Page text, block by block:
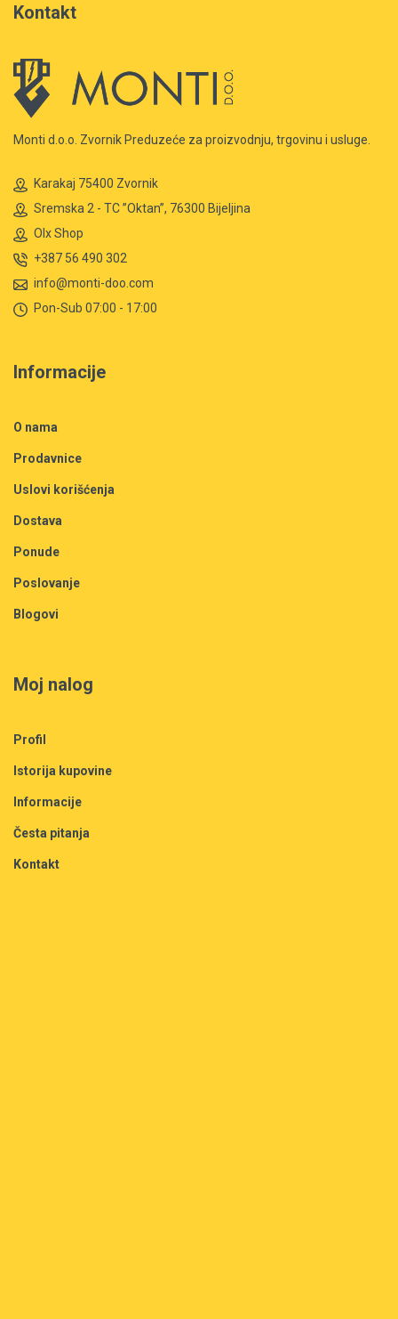
Kontakt
Monti d.o.o. Zvornik Preduzeće za proizvodnju, trgovinu i usluge.
Karakaj 75400 Zvornik
Sremska 2 - TC ”Oktan”, 76300 Bijeljina
Olx Shop
+387 56 490 302
info@monti-doo.com
Pon-Sub 07:00 - 17:00
Informacije
O nama
Prodavnice
Uslovi korišćenja
Dostava
Ponude
Poslovanje
Blogovi
Moj nalog
Profil
Istorija kupovine
Informacije
Česta pitanja
Kontakt